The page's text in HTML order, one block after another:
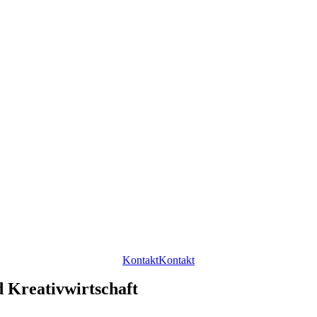
KontaktKontakt
Kreativwirtschaft